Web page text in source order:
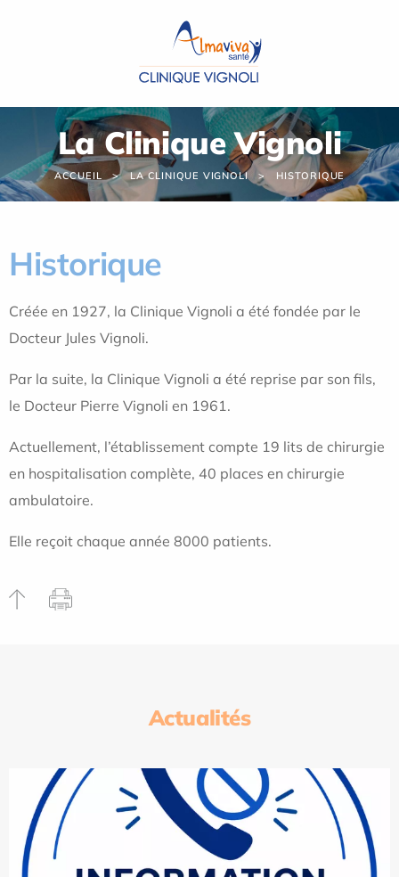
La Clinique Vignoli
ACCUEIL LA CLINIQUE VIGNOLI HISTORIQUE
Historique
Créée en 1927, la Clinique Vignoli a été fondée par le
Docteur Jules Vignoli.
Par la suite, la Clinique Vignoli a été reprise par son fils,
le Docteur Pierre Vignoli en 1961.
Actuellement, l’établissement compte 19 lits de chirurgie
en hospitalisation complète, 40 places en chirurgie
ambulatoire.
Elle reçoit chaque année 8000 patients.
Actualités